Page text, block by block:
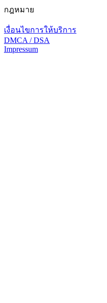
กฎหมาย
เงื่อนไขการให้บริการ
DMCA / DSA
Impressum